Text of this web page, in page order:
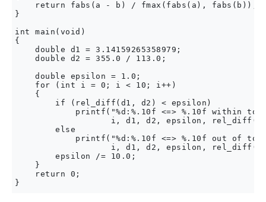
    return fabs(a - b) / fmax(fabs(a), fabs(b));
}
int main(void)
{
    double d1 = 3.14159265358979;
    double d2 = 355.0 / 113.0;
    double epsilon = 1.0;
    for (int i = 0; i < 10; i++)
    {
        if (rel_diff(d1, d2) < epsilon)
printf("%d:%.10f <=> %.10f within
i, d1, d2, epsilon,
        else
printf("%d:%.10f <=> %.10f out of
i, d1, d2, epsilon,
        epsilon /= 10.0;
    }
    return 0;